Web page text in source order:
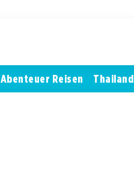
Abenteuer Reisen Thailand